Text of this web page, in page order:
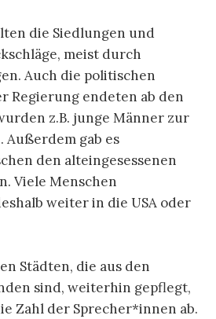
die Siedlungen und
meist durch
Auch die politischen
Regierung endeten ab den
z.B. junge Männer zur
Außerdem gab es
den alteingesessenen
Viele Menschen
weiter in die USA oder
Städten, die aus den
sind, weiterhin gepflegt,
Zahl der Sprecher*innen ab.